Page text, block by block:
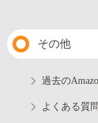
その他
過去の
よくある質問